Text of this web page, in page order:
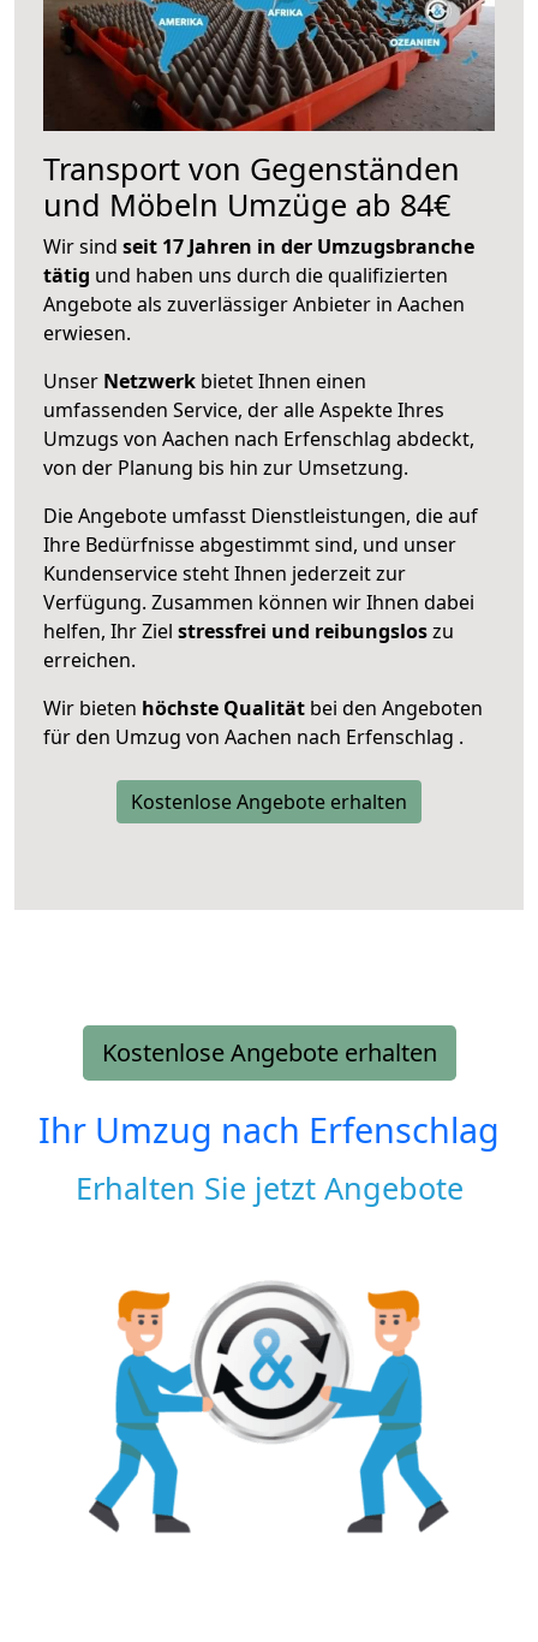
Transport von Gegenständen
und Möbeln Umzüge ab 84€
Wir sind seit 17 Jahren in der Umzugsbranche
tätig und haben uns durch die qualifizierten
Angebote als zuverlässiger Anbieter in Aachen
erwiesen.
Unser Netzwerk bietet Ihnen einen
umfassenden Service, der alle Aspekte Ihres
Umzugs von Aachen nach Erfenschlag abdeckt,
von der Planung bis hin zur Umsetzung.
Die Angebote umfasst Dienstleistungen, die auf
Ihre Bedürfnisse abgestimmt sind, und unser
Kundenservice steht Ihnen jederzeit zur
Verfügung. Zusammen können wir Ihnen dabei
helfen, Ihr Ziel stressfrei und reibungsloszu
erreichen.
Wir bieten höchste Qualität bei den Angeboten
für den Umzug von Aachen nach Erfenschlag .
Kostenlose Angebote erhalten
Kostenlose Angebote erhalten
Ihr Umzug nach Erfenschlag
Erhalten Sie jetzt Angebote